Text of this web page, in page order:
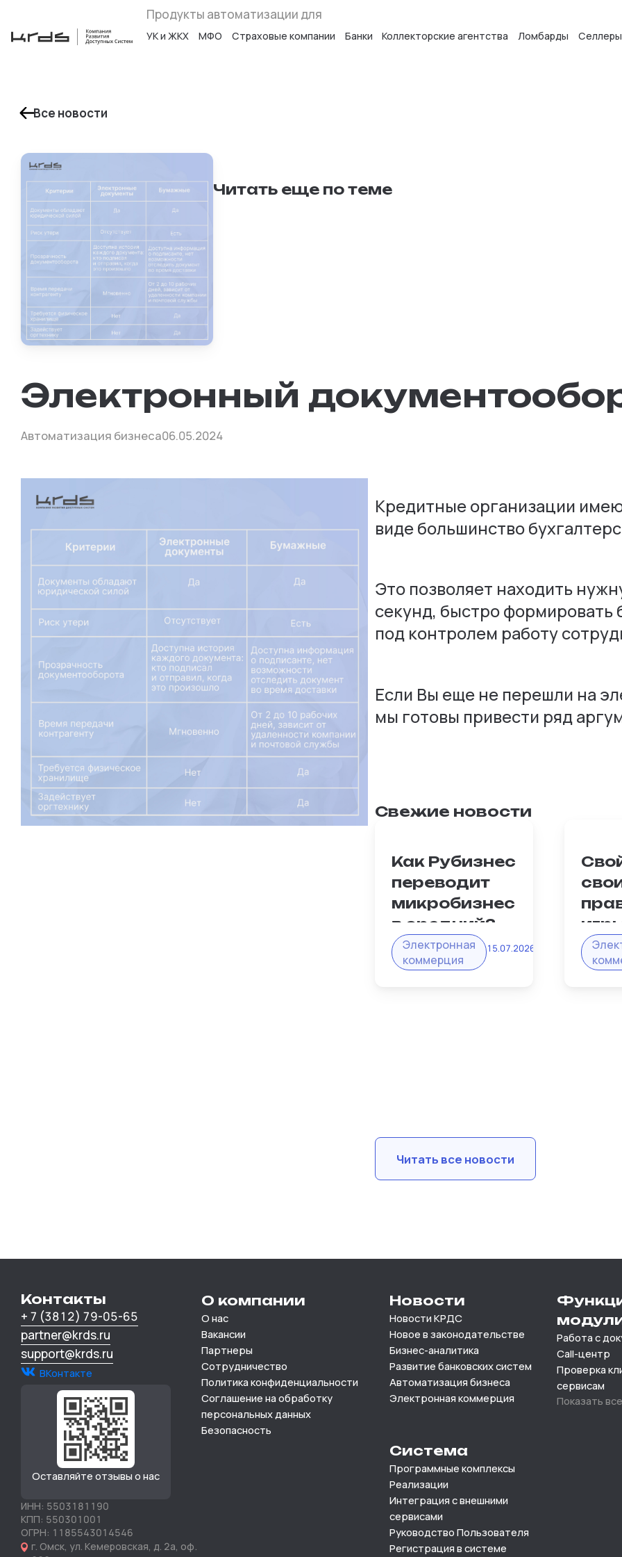
Продукты автоматизации для
УК и ЖКХ МФО Страховые компании Банки Коллекторские агентства Ломбарды
Все новости
Читать еще по теме
Электронный
Автоматизация бизнеса06.05.2024
Кредитные организации
виде большинство
Это позволяет находить
секунд, быстро формировать
под контролем работу
Если Вы еще не перешли на
мы готовы привести ряд
Свежие новости
Как Рубизнес
переводит
микробизнес
в средний?
Масштабирование —
главная мечта
любого продавца. И
Электронная
коммерция
15.07.2026
Читать все новости
Контакты
+ 7 (3812) 79-05-65
partner@krds.ru
support@krds.ru
ВКонтакте
Оставляйте отзывы о нас
ИНН: 5503181190
КПП: 550301001
ОГРН: 1185543014546
г. Омск, ул. Кемеровская, д. 2а, оф.
О компании
О нас
Вакансии
Партнеры
Сотрудничество
Политика конфиденциальности
Соглашение на обработку
персональных данных
Безопасность
Новости
Новости КРДС
Новое в законодательстве
Бизнес-аналитика
Развитие банковских систем
Автоматизация бизнеса
Электронная коммерция
Система
Программные комплексы
Реализации
Интеграция с внешними
сервисами
Руководство Пользователя
Регистрация в системе
Работа с
Call-центр
Проверка
сервисам
Показать все